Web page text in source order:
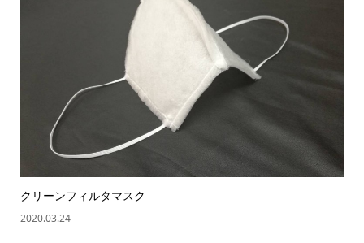
クリーンフィルタマスク
2020.03.24